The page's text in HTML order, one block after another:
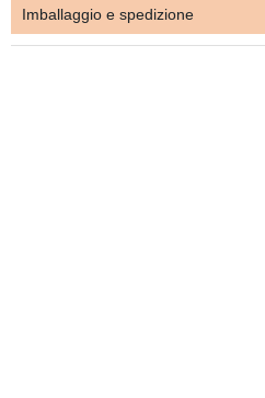
Imballaggio e spedizione